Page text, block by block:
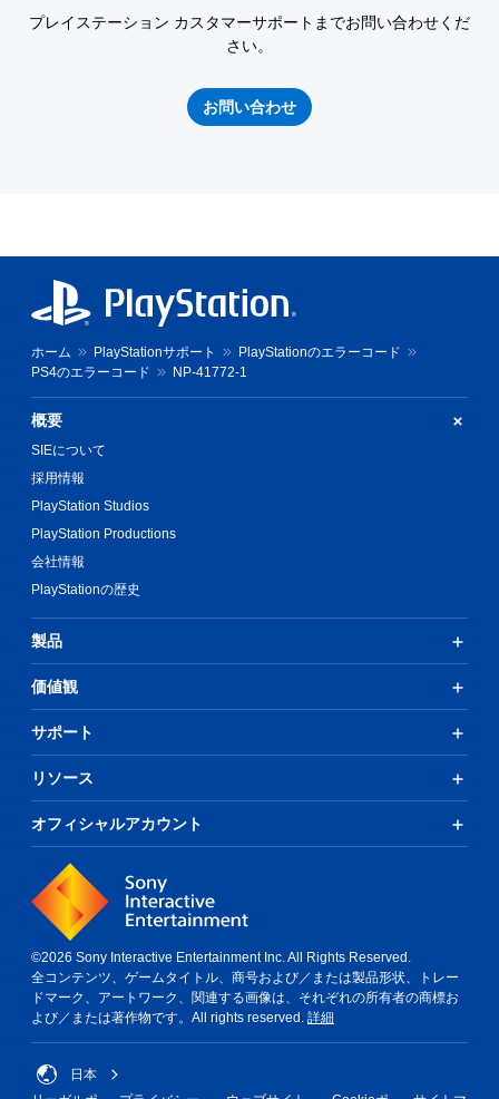
プレイステーション カスタマーサポートまでお問い合わせくだ
さい。
お問い合わせ
ホーム PlayStationサポート
PlayStationのエラーコード
PS4のエラーコード
NP-41772-1
概要
SIEについて
採用情報
PlayStation Studios
PlayStation Productions
会社情報
PlayStationの歴史
製品
価値観
サポート
リソース
オフィシャルアカウント
©2026 Sony Interactive Entertainment Inc. All Rights Reserved.
全コンテンツ、ゲームタイトル、商号および／または製品形状、トレー
ドマーク、アートワーク、関連する画像は、それぞれの所有者の商標お
よび／または著作物です。All rights reserved. 詳細
日本